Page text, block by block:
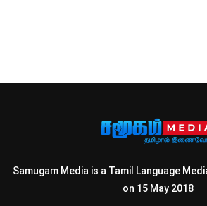
Samugam Media is a Tamil Language
on 15 May 2018